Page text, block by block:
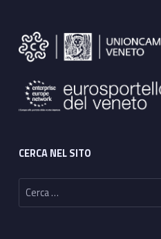
CERCA NEL SITO
Ricerca per: